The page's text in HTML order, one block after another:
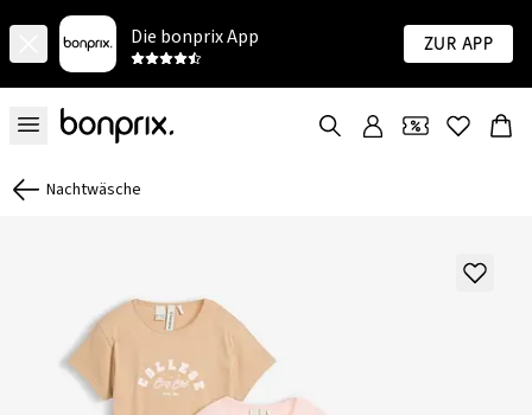
Die bonprix App Zur App
Nachtwäsche